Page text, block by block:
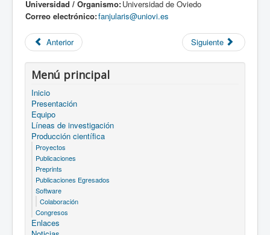
Universidad / Organismo:Universidad de Oviedo
Correo electrónico:fanjularis@uniovi.es
Anterior Siguiente
Menú principal
Inicio
Presentación
Equipo
Líneas de investigación
Producción científica
Proyectos
Publicaciones
Preprints
Publicaciones Egresados
Software
Colaboración
Congresos
Enlaces